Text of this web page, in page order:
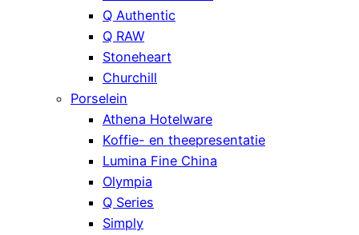
Q Authentic
Q RAW
Stoneheart
Churchill
Porselein
Athena Hotelware
Koffie- en theepresentatie
Lumina Fine China
Olympia
Q Series
Simply